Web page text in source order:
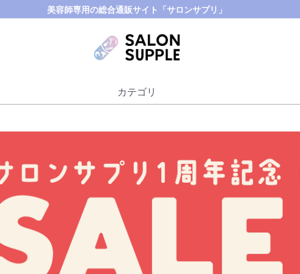
美容師専用の総合通販サイト「サロンサプリ」
カテゴリ